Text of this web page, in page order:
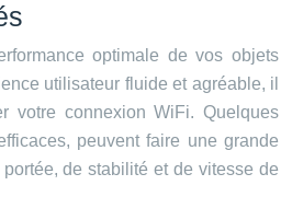
optimale de vos objets
utilisateur fluide et agréable, il
votre connexion WiFi. Quelques
peuvent faire une grande
de stabilité et de vitesse de